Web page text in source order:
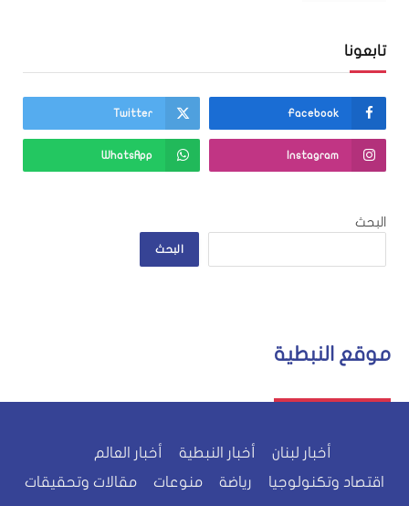
تابعونا
Facebook
Twitter
Instagram
WhatsApp
البحث
البحث
موقع النبطية
أخبار لبنان أخبار النبطية
أخبار العالم
اقتصاد وتكنولوجيا
رياضة منوعات مقالات وتحقيقات